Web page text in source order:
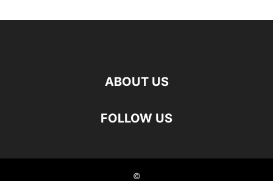
ABOUT US
FOLLOW US
©